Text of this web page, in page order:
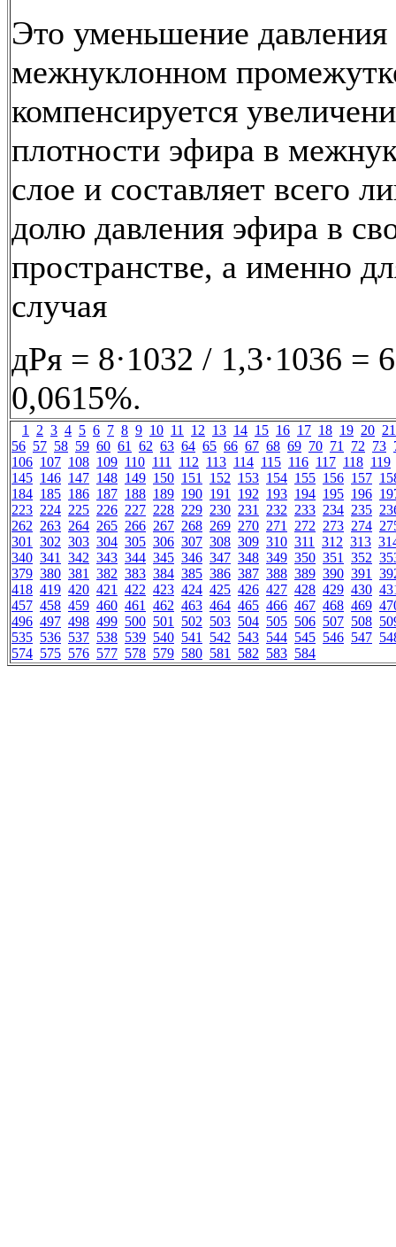
Это уменьшение давления
межнуклонном
компенсируется
плотности эфира в
слое и составляет всего
долю давления эфира в
пространстве, а именно
случая
дPя = 8·1032 / 1,3·1036 =
0,0615%.
1 2 3 4 5 6 7 8 9 10 11 12 13 14 15 16 17 18 19 20 21
56 57 58 59 60 61 62 63 64 65 66 67 68 69 70 71 72 73
106 107 108 109 110 111 112 113 114 115 116 117 118 119
145 146 147 148 149 150 151 152 153 154 155 156 157
184 185 186 187 188 189 190 191 192 193 194 195 196
223 224 225 226 227 228 229 230 231 232 233 234 235
262 263 264 265 266 267 268 269 270 271 272 273 274
301 302 303 304 305 306 307 308 309 310 311 312 313
340 341 342 343 344 345 346 347 348 349 350 351 352
379 380 381 382 383 384 385 386 387 388 389 390 391
418 419 420 421 422 423 424 425 426 427 428 429 430
457 458 459 460 461 462 463 464 465 466 467 468 469
496 497 498 499 500 501 502 503 504 505 506 507 508
535 536 537 538 539 540 541 542 543 544 545 546 547
574 575 576 577 578 579 580 581 582 583 584